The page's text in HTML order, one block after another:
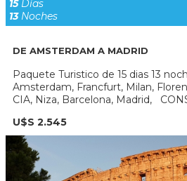
15Días
13Noches
DE AMSTERDAM A MADRID
Paquete Turistico de 15 dias 13
Amsterdam, Francfurt, Milan,
CIA, Niza, Barcelona, Madrid,
U$S 2.545